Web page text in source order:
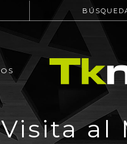
Visita al